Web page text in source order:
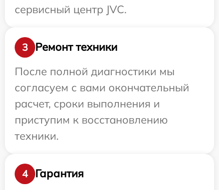
сервисный центр JVC.
3
Ремонт техники
После полной диагностики мы
согласуем с вами окончательный
расчет, сроки выполнения и
приступим к восстановлению
техники.
4
Гарантия